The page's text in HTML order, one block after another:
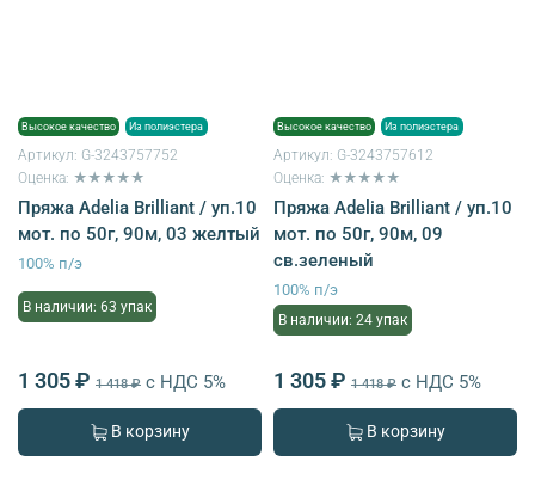
Высокое качество Из полиэстера
Артикул: G-3243757752
Оценка: ★★★★★
Пряжа Adelia Brilliant / уп.10
мот. по 50г, 90м, 03 желтый
100% п/э
В наличии: 63 упак
1 305 ₽ 1 418 ₽ с НДС 5%
В корзину
Высокое качество Из полиэстера
Артикул: G-3243757612
Оценка: ★★★★★
Пряжа Adelia Brilliant / уп.10
мот. по 50г, 90м, 09
св.зеленый
100% п/э
В наличии: 24 упак
1 305 ₽ 1 418 ₽ с НДС 5%
В корзину